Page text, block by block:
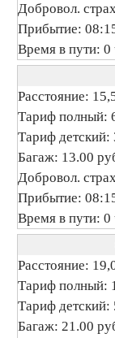
Добровол.
Прибытие:
Время в пути: 0
Расстояние:
Тариф полный:
Тариф детский:
Багаж: 13.00
Добровол.
Прибытие:
Время в пути: 0
Расстояние:
Тариф полный:
Тариф детский:
Багаж: 21.00